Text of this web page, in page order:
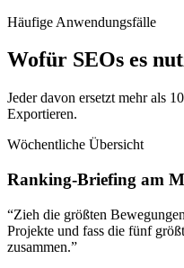
Häufige Anwendungsfälle
Wofür SEOs es
Jeder davon ersetzt mehr als
Exportieren.
Wöchentliche Übersicht
Ranking-Briefing am
“Zieh die größten
Projekte und fass die fünf
zusammen.”